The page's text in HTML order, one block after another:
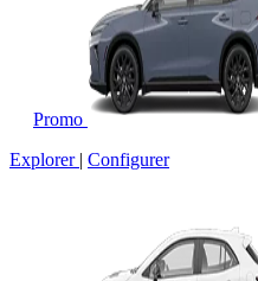
Promo
Explorer | Configurer